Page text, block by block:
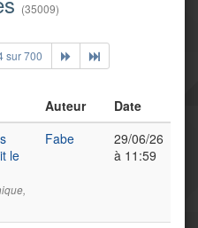
(35009)
sur 700
Auteur
Date
le
Fabe
29/06/26
à 11:59